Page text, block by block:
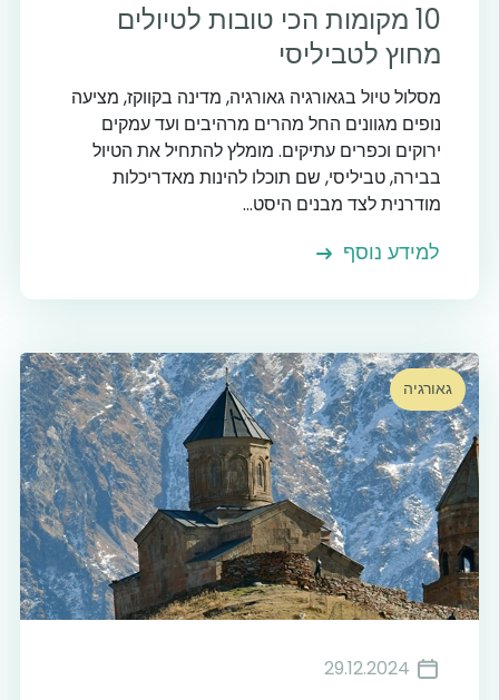
10 מקומות הכי טובות לטיולים
מחוץ לטביליסי
מסלול טיול בגאורגיה גאורגיה, מדינה בקווקז, מציעה
נופים מגוונים החל מהרים מרהיבים ועד עמקים
ירוקים וכפרים עתיקים. מומלץ להתחיל את הטיול
בבירה, טביליסי, שם תוכלו להינות מאדריכלות
מודרנית לצד מבנים היסט...
למידע נוסף
גאורגיה
29.12.2024